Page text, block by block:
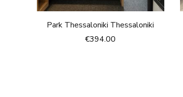
Park Thessaloniki Thessaloniki
€394.00